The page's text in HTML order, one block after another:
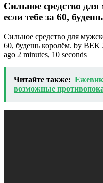
Сильное средство
если тебе за 60,
Сильное средство для
60, будешь королём. by
ago 2 minutes, 10 seconds
Читайте также:
возможные